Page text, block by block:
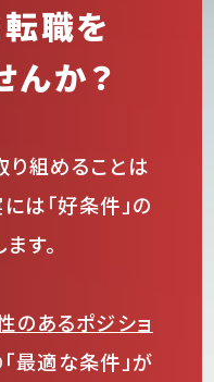
転職を
んか？
り組めることは
は「好条件」の
す。
のあるポジショ
最適な条件」が